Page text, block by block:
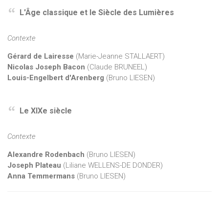
L'Âge classique et le Siècle des Lumières
Contexte
Gérard de Lairesse (Marie-Jeanne STALLAERT)
Nicolas Joseph Bacon (Claude BRUNEEL)
Louis-Engelbert d'Arenberg (Bruno LIESEN)
Le XIXe siècle
Contexte
Alexandre Rodenbach (Bruno LIESEN)
Joseph Plateau (Liliane WELLENS-DE DONDER)
Anna Temmermans (Bruno LIESEN)